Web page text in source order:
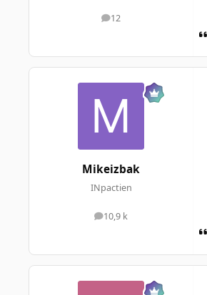
12
messages
Mikeizbak
INpactien
10,9 k
messages